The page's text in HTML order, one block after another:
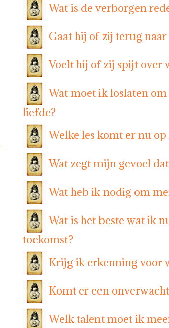
Wat is de verborgen
Gaat hij of zij terug
Voelt hij of zij spijt over
Wat moet ik loslaten
liefde?
Welke les komt er nu
Wat zegt mijn gevoel
Wat heb ik nodig om
Wat is het beste wat ik
toekomst?
Krijg ik erkenning voor
Komt er een
Welk talent moet ik